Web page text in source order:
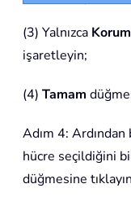
(3) Yalnızca
işaretleyin;
(4) Tamam
Adım 4:
hücre seçildiğini
düğmesine